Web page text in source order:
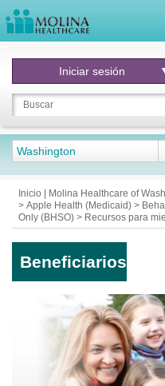
Iniciar sesión
Washington
Inicio | Molina Healthcare of
> Apple Health (Medicaid) >
Only (BHSO) > Recursos para
Beneficiarios